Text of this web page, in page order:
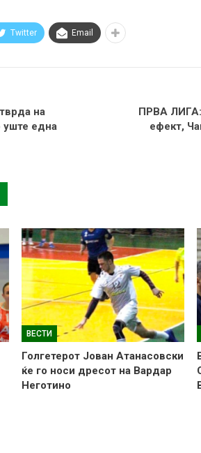
Twitter Email
на
уште една
ПРВА
ефект,
ВЕСТИ
Голгетерот Јован Атанасовски
ќе го носи дресот на Вардар
Неготино